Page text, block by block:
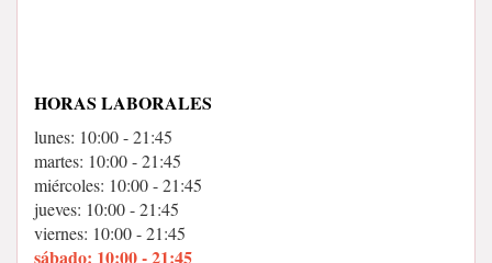
HORAS LABORALES
lunes: 10:00 - 21:45
martes: 10:00 - 21:45
miércoles: 10:00 - 21:45
jueves: 10:00 - 21:45
viernes: 10:00 - 21:45
sábado: 10:00 - 21:45